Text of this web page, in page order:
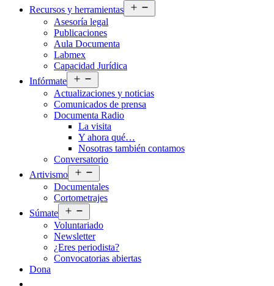
Recursos y herramientas
el
Asesoría legal
Publicaciones
Aula Documenta
Labmex
Capacidad Jurídica
Infórmate
el
menú
Actualizaciones y noticias
Comunicados de prensa
Documenta Radio
La visita
Y ahora qué…
Nosotras también contamos
Conversatorio
Artivismo
el
menú
Documentales
Cortometrajes
Súmate
el
menú
Voluntariado
Newsletter
¿Eres periodista?
Convocatorias abiertas
Dona